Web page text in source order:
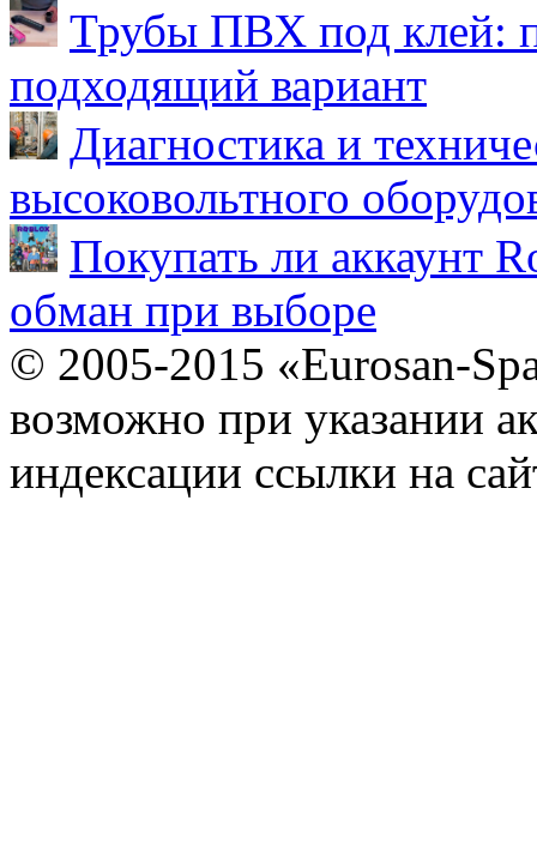
Трубы ПВХ под клей:
подходящий вариант
Диагностика и
высоковольтного
Покупать ли аккаунт
обман при выборе
© 2005-2015 «Eurosan-
возможно при указании
индексации ссылки на